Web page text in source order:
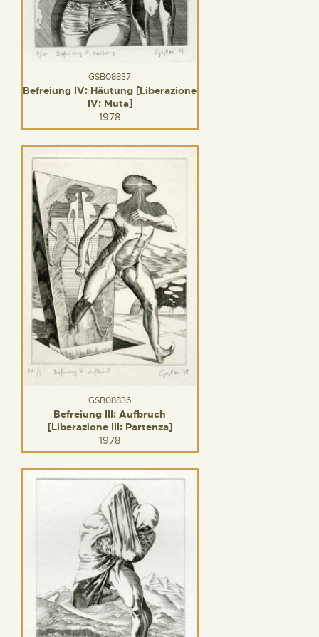
GSB08837
Befreiung IV: Häutung [Liberazione
IV: Muta]
1978
GSB08836
Befreiung III: Aufbruch
[Liberazione III: Partenza]
1978